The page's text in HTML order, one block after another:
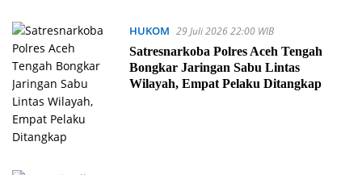
HUKOM 29 Juli 2026 22:00 WIB
Satresnarkoba Polres Aceh Tengah
Bongkar Jaringan Sabu Lintas
Wilayah, Empat Pelaku Ditangkap